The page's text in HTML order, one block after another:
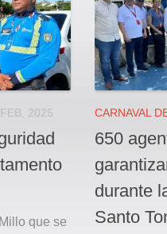
2025
que se
CARNAVAL
650
durante
Santo